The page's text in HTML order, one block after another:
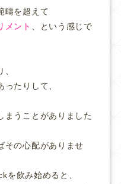
疇を超えて
メント
、という感じで
たりして、
まうことがありました
その心配がありませ
を飲み始めると、